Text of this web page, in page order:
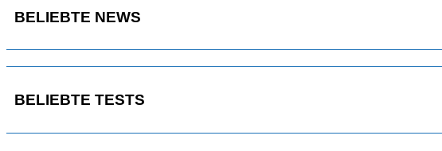
BELIEBTE NEWS
BELIEBTE TESTS